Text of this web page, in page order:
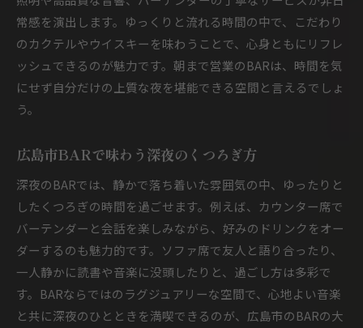
常感を演出します。ゆっくりと流れる時間の中で、こだわり
のカクテルやウイスキーを味わうことで、心身ともにリフレ
ッシュできるのが魅力です。朝まで営業のBARは、時間を気
にせず自分だけの上質な夜を堪能できる空間と言えるでしょ
う。
広島市BARで味わう深夜のくつろぎ方
深夜のBARでは、静かで落ち着いた雰囲気の中、ゆったりと
したくつろぎの時間を過ごせます。例えば、カウンター席で
バーテンダーと会話を楽しみながら、好みのドリンクをオー
ダーするのも魅力的です。ソファ席で友人と語り合ったり、
一人静かに読書や音楽に没頭したりと、過ごし方は多彩で
す。BARならではのラグジュアリーな空間で、心地よい音楽
と共に深夜のひとときを満喫できるのが、広島市のBARの大